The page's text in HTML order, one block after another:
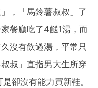
，「馬鈴薯叔叔」了
餐廳吃了4餸1湯，而
沒有飲過湯，平常只
叔」直指男大生所穿
卻沒有能力買新鞋。